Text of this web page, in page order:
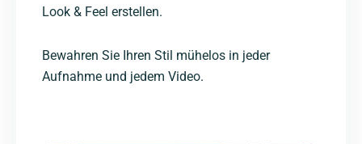
Look & Feel erstellen.
Bewahren Sie Ihren Stil mühelos in jeder
Aufnahme und jedem Video.